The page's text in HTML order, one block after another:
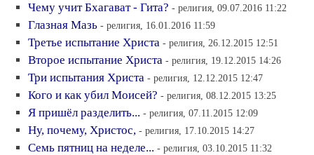
Чему учит Бхагават - Гита? - религия, 09.07.2016 11:22
Глазная Мазь - религия, 16.01.2016 11:59
Третье испытание Христа - религия, 26.12.2015 12:51
Второе испытание Христа - религия, 19.12.2015 14:26
Три испытания Христа - религия, 12.12.2015 12:47
Кого и как убил Моисей? - религия, 08.12.2015 13:25
Я пришёл разделить... - религия, 07.11.2015 12:09
Ну, почему, Христос, - религия, 17.10.2015 14:27
Семь пятниц на неделе... - религия, 03.10.2015 11:32